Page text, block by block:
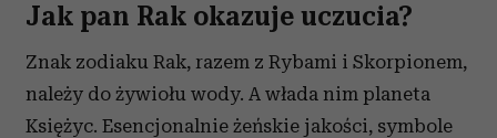
Jak pan Rak okazuje uczucia?
Znak zodiaku Rak, razem z Rybami i Skorpionem,
należy do żywiołu wody. A włada nim planeta
Księżyc. Esencjonalnie żeńskie jakości, symbole